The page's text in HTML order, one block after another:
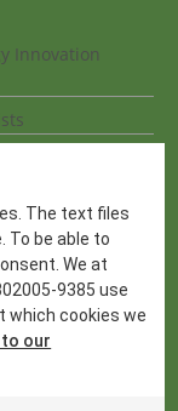
Innovation
The text files
To be able to
We at
9385 use
which cookies we
our